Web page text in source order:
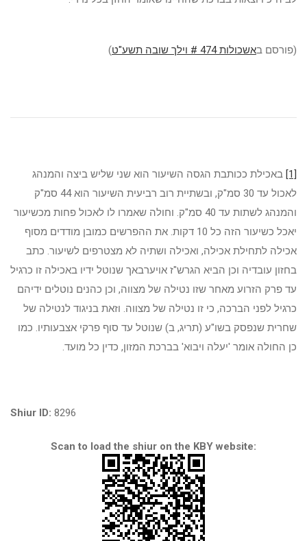
(פורסם באשכולות 474 # וילך שובה תשע"ט )
[1] באכילת ככותבת הגסה השיעור הוא שני שליש ביצה והמנהג
לאכול עד 30 סמ"ק, ובשתיית רוב רביעית השיעור הוא 44 סמ"ק
והמנהג לשתות עד 40 סמ"ק. וחולה שאמרו לו לאכול פחות מכשיעור
יאכל כשיעור הזה כל 10 דקות. את ההפרשים כמובן מודדים מסוף
אכילה לתחילת אכילה, ואכילה ושתיה לא מצטרפים לשיעור. כתב
בחזון עובדיה וכן הביא הגרש"ז אויערבאך שנוטל ידיו באכילה זו כרגיל
עד פרק הזרוע מאחר שזו נטילה של מצווה, וכן כהנים נוטלים ידיהם
כרגיל לפני הברכה, כי זו נטילה של מצווה. וזאת בניגוד לנטילה של
שחרית שנפסק בשו"ע (תריג, ב) שנוטל עד סוף פרקי אצבעותיו. כמו
כן החולה אומר 'יעלה ויבוא' בברכת המזון, כדין כל מועד.
Shiur ID: 8296
Scan to load the shiur on the KBY website: